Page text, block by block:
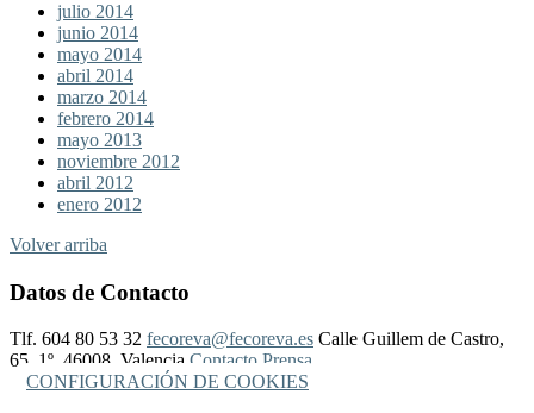
julio 2014
junio 2014
mayo 2014
abril 2014
marzo 2014
febrero 2014
mayo 2013
noviembre 2012
abril 2012
enero 2012
Volver arriba
Datos de Contacto
Tlf. 604 80 53 32 fecoreva@fecoreva.es Calle Guillem de Castro,
65, 1º, 46008, Valencia Contacto Prensa
CONFIGURACIÓN DE COOKIES